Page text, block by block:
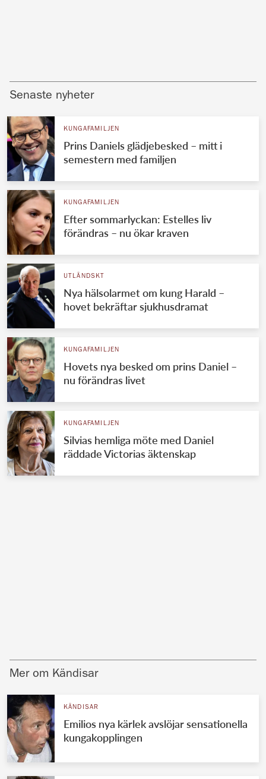
Senaste nyheter
KUNGAFAMILJEN
Prins Daniels glädjebesked – mitt i
semestern med familjen
KUNGAFAMILJEN
Efter sommarlyckan: Estelles liv
förändras – nu ökar kraven
UTLÄNDSKT
Nya hälsolarmet om kung Harald –
hovet bekräftar sjukhusdramat
KUNGAFAMILJEN
Hovets nya besked om prins Daniel –
nu förändras livet
KUNGAFAMILJEN
Silvias hemliga möte med Daniel
räddade Victorias äktenskap
Mer om Kändisar
KÄNDISAR
Emilios nya kärlek avslöjar sensationella
kungakopplingen